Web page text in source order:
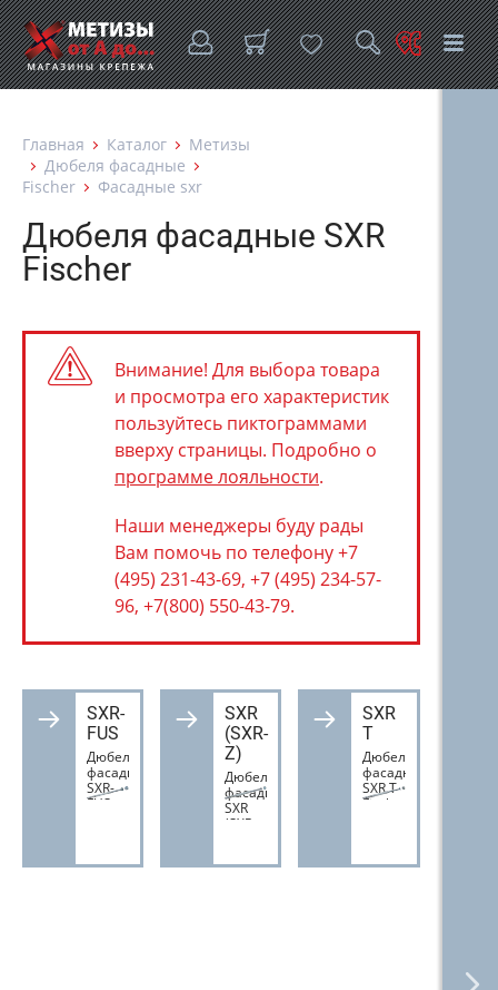
Главная Каталог
Метизы
Дюбеля фасадные
Fischer
Фасадные sxr
Дюбеля фасадные SXR
Fischer
Внимание! Для выбора товара
и просмотра его характеристик
пользуйтесь пиктограммами
вверху страницы. Подробно о
программе лояльности.
Наши менеджеры буду рады
Вам помочь по телефону +7
(495) 231-43-69, +7 (495) 234-57-
96, +7(800) 550-43-79.
SXR-
FUS
Дюбеля
фасадные
SXR-
FUS
SXR
(SXR-
Z)
Дюбеля
фасадные
SXR
(SXR-
SXR
T
Дюбеля
фасадные
SXR T
Fischer